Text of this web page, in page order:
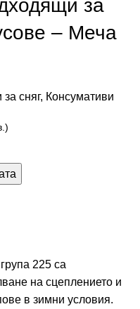
за
– Меча
за сняг, Консумативи
225 са
на сцеплението и
в зимни условия.